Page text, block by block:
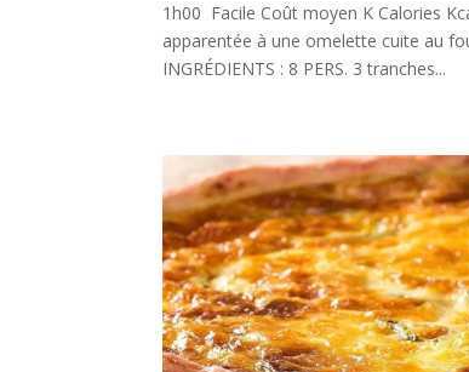
1h00 Facile Coût moyen K Calories
apparentée à une omelette cuite au
INGRÉDIENTS : 8 PERS. 3 tranches...